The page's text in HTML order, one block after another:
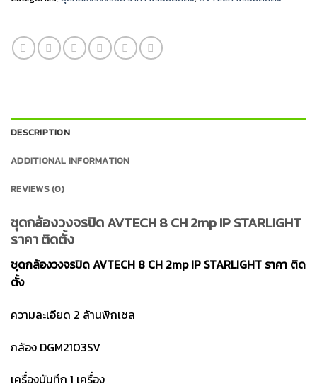
DESCRIPTION
ADDITIONAL INFORMATION
REVIEWS (0)
ชุดกล้องวงจรปิด AVTECH 8 CH 2mp IP STARLIGHT
ราคา ติดตั้ง
ชุดกล้องวงจรปิด AVTECH 8 CH 2mp IP STARLIGHT ราคา ติด
ตั้ง
ความละเอียด 2 ล้านพิกเซล
กล้อง DGM2103SV
เครื่องบันทึก 1 เครื่อง